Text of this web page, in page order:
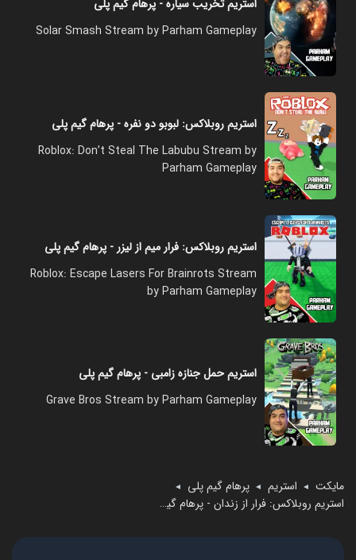
استریم تخریب سیاره - پرهام گیم پلی
Solar Smash Stream by Parham Gameplay
استریم روبلاکس: لبوبو دو نفره - پرهام گیم پلی
Roblox: Don’t Steal The Labubu Stream by
Parham Gameplay
استریم روبلاکس: فرار میم از لیزر - پرهام گیم پلی
Roblox: Escape Lasers For Brainrots Stream
by Parham Gameplay
استریم حمل جنازه زامبی - پرهام گیم پلی
Grave Bros Stream by Parham Gameplay
مایکت ◄ استریم ◄ پرهام گیم پلی ◄
استریم روبلاکس: فرار از زندان - پرهام گیم پلی